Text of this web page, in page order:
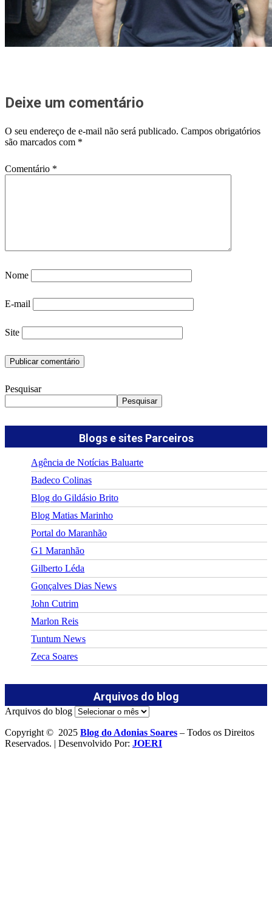
Deixe um comentário
O seu endereço de e-mail não será publicado. Campos obrigatórios
são marcados com *
Comentário *
Nome
E-mail
Site
Pesquisar
Pesquisar
Blogs e sites Parceiros
Agência de Notícias Baluarte
Badeco Colinas
Blog do Gildásio Brito
Blog Matias Marinho
Portal do Maranhão
G1 Maranhão
Gilberto Léda
Gonçalves Dias News
John Cutrim
Marlon Reis
Tuntum News
Zeca Soares
Arquivos do blog
Arquivos do blog
Copyright © 2025 Blog do Adonias Soares – Todos os Direitos
Reservados. | Desenvolvido Por: JOERI